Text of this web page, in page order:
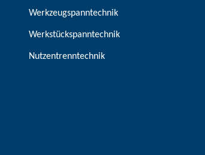
Werkzeugspanntechnik
Werkstückspanntechnik
Nutzentrenntechnik